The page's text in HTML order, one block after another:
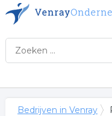
Bedrijven in Venray